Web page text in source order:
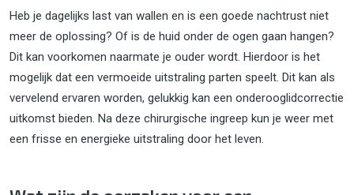
Heb je dagelijks last van wallen en is een goede nachtrust niet
meer de oplossing? Of is de huid onder de ogen gaan hangen?
Dit kan voorkomen naarmate je ouder wordt. Hierdoor is het
mogelijk dat een vermoeide uitstraling parten speelt. Dit kan als
vervelend ervaren worden, gelukkig kan een onderooglidcorrectie
uitkomst bieden. Na deze chirurgische ingreep kun je weer met
een frisse en energieke uitstraling door het leven.